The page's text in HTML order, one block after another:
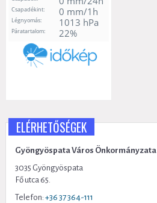
ELÉRHETŐSÉGEK
Gyöngyöspata Város Önkormányzata
3035 Gyöngyöspata
Fő utca 65.
Telefon: +36 37 364-111